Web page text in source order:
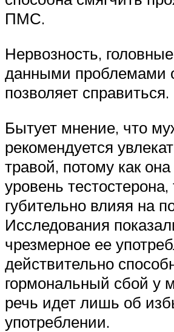
ПМС.
Нервозность,
данными проблемами
позволяет справиться.
Бытует мнение, что
рекомендуется
травой, потому как
уровень
губительно влияя на
Исследования
чрезмерное ее
действительно
гормональный сбой у
речь идет лишь об
употреблении.